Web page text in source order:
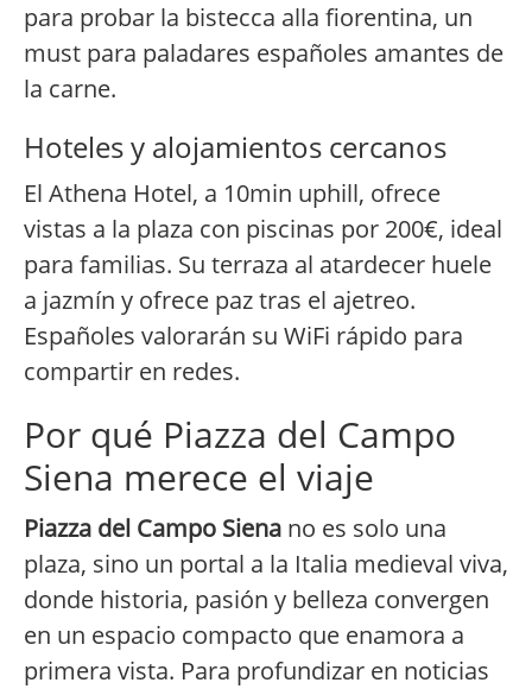
para probar la bistecca alla fiorentina, un
must para paladares españoles amantes de
la carne.
Hoteles y alojamientos cercanos
El Athena Hotel, a 10min uphill, ofrece
vistas a la plaza con piscinas por 200€, ideal
para familias. Su terraza al atardecer huele
a jazmín y ofrece paz tras el ajetreo.
Españoles valorarán su WiFi rápido para
compartir en redes.
Por qué Piazza del Campo
Siena merece el viaje
Piazza del Campo Siena no es solo una
plaza, sino un portal a la Italia medieval viva,
donde historia, pasión y belleza convergen
en un espacio compacto que enamora a
primera vista. Para profundizar en noticias